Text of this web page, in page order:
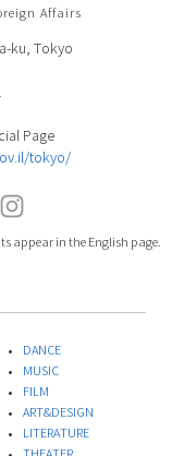
Affairs
ku, Tokyo
Page
tokyo/
DANCE
MUSIC
FILM
ART&DESIGN
LITERATURE
THEATER
appear in the English page.